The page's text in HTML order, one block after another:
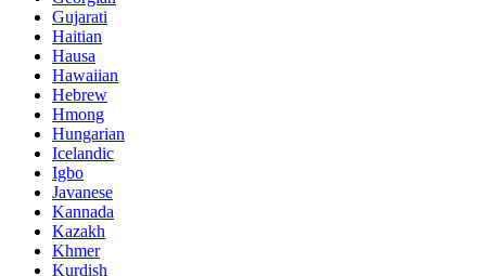
Gujarati
Haitian
Hausa
Hawaiian
Hebrew
Hmong
Hungarian
Icelandic
Igbo
Javanese
Kannada
Kazakh
Khmer
Kurdish